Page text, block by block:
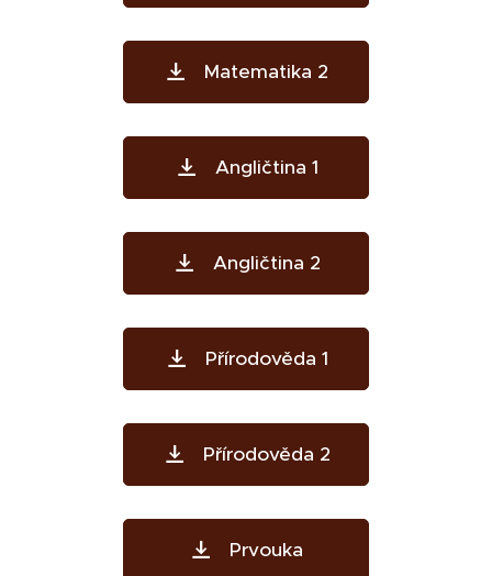
Matematika 2
Angličtina 1
Angličtina 2
Přírodověda 1
Přírodověda 2
Prvouka